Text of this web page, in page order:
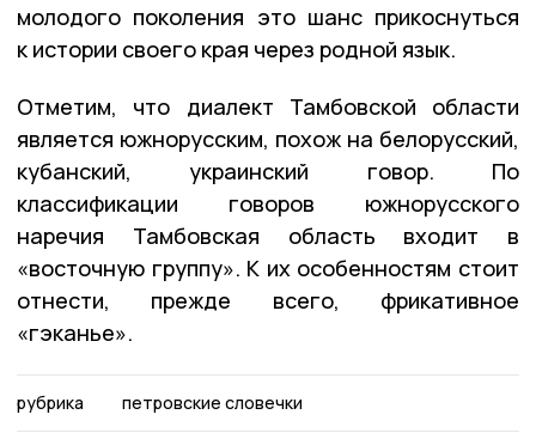
молодого поколения это шанс прикоснуться
к истории своего края через родной язык.
Отметим, что диалект Тамбовской области
является южнорусским, похож на белорусский,
кубанский, украинский говор. По
классификации говоров южнорусского
наречия Тамбовская область входит в
«восточную группу». К их особенностям стоит
отнести, прежде всего, фрикативное
«гэканье».
рубрика петровские словечки